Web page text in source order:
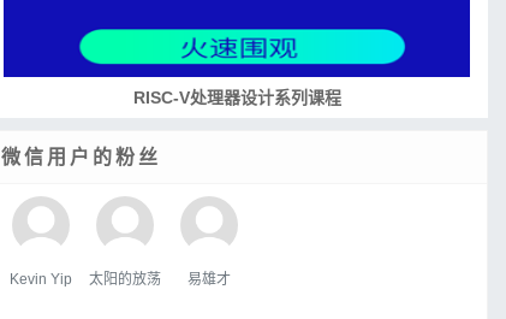
RISC-V处理器设计系列课程
微信用户的粉丝
Kevin Yip 太阳的放荡 易雄才